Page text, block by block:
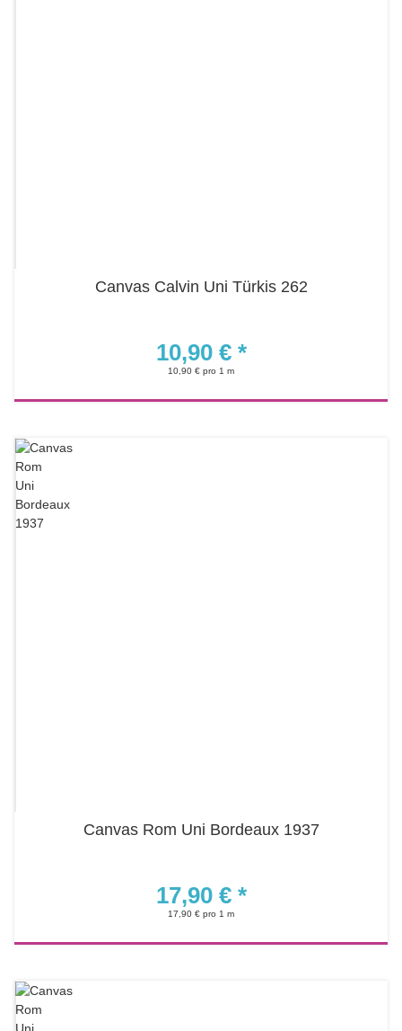
Canvas Calvin Uni Türkis 262
10,90 € *
10,90 € pro 1 m
Canvas Rom Uni Bordeaux 1937
17,90 € *
17,90 € pro 1 m